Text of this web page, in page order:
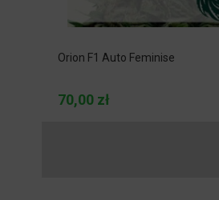
Orion F1 Auto Feminise
70,00 zł